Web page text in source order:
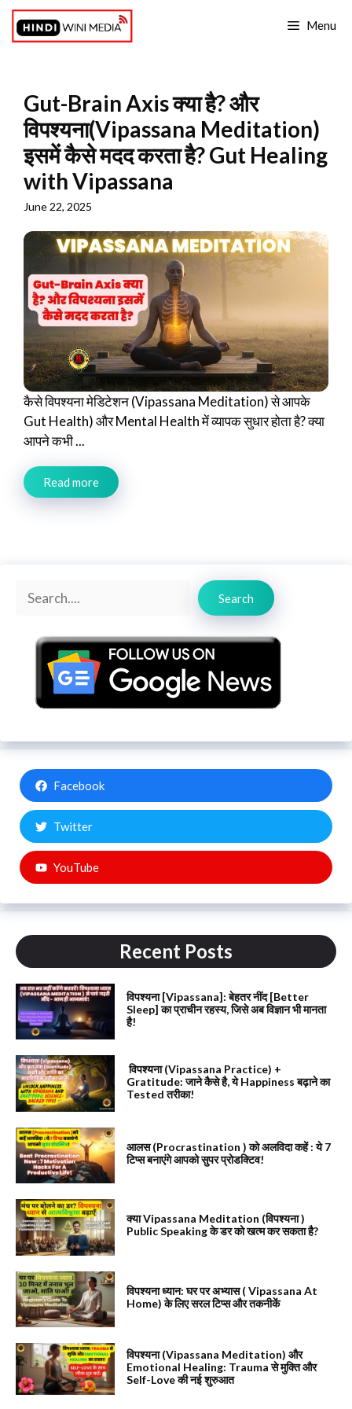
Skip
content
Menu
Gut-Brain Axis क्या है? और
विपश्यना(Vipassana Meditation)
इसमें कैसे मदद करता है? Gut Healing
with Vipassana
June 22, 2025
कैसे विपश्यना मेडिटेशन (Vipassana Meditation) से आपके
Gut Health) और Mental Health में व्यापक सुधार होता है? क्या
आपने कभी ...
Read more
Search
Search
Facebook
Twitter
YouTube
Recent Posts
विपश्यना [Vipassana]: बेहतर नींद [Better
Sleep] का प्राचीन रहस्य, जिसे अब विज्ञान भी मानता
है!
विपश्यना (Vipassana Practice) +
Gratitude: जाने कैसे है, ये Happiness बढ़ाने का
Tested तरीका!
आलस (Procrastination ) को अलविदा कहें : ये 7
टिप्स बनाएंगे आपको सुपर प्रोडक्टिव!
क्या Vipassana Meditation (विपश्यना )
Public Speaking के डर को खत्म कर सकता है?
विपश्यना ध्यान: घर पर अभ्यास ( Vipassana At
Home) के लिए सरल टिप्स और तकनीकें
विपश्यना (Vipassana Meditation) और
Emotional Healing: Trauma से मुक्ति और
Self-Love की नई शुरुआत